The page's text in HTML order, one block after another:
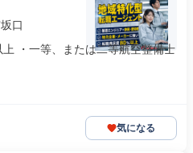
口
・一等、または二等航空整備士
気になる